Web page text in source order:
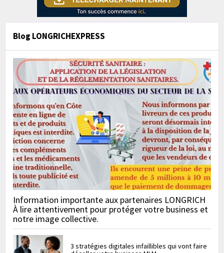
Blog LONGRICHEXPRESS
Information importante aux partenaires LONGRICH
À lire attentivement pour protéger votre business et
notre image collective.
3 stratégies digitales infaillibles qui vont faire